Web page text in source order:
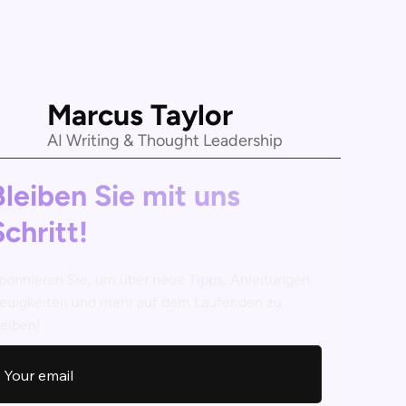
Marcus Taylor
AI Writing & Thought Leadership
Sie mit uns